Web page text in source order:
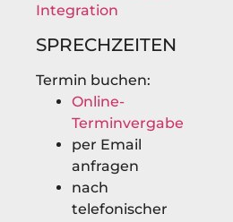
Integration
SPRECHZEITEN
Termin buchen:
Online-
Terminvergabe
per Email
anfragen
nach
telefonischer